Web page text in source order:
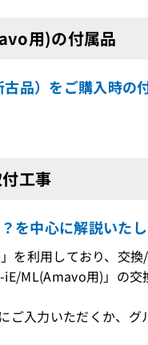
用)の付属品
品）をご購入時の
工事
を中心に解説いた
を利用しており、交
ML(Amavo用)」の交
ご入力いただくか、グ